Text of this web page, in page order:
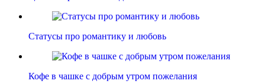
Статусы про романтику и любовь
Кофе в чашке с добрым утром пожелания